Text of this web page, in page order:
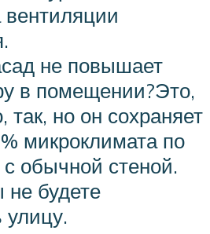
вентиляции
не повышает
в помещении?Это,
так, но он сохраняет
микроклимата по
обычной стеной.
не будете
улицу.